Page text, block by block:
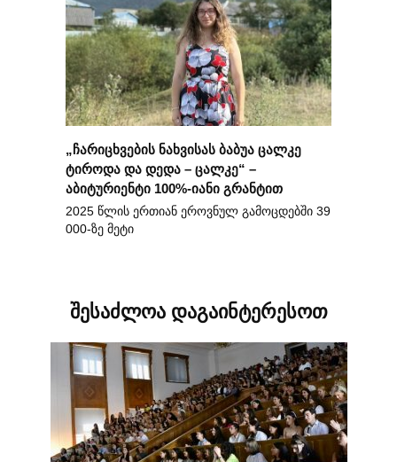
„ჩარიცხვების ნახვისას ბაბუა ცალკე
ტიროდა და დედა – ცალკე“ –
აბიტურიენტი 100%-იანი გრანტით
2025 წლის ერთიან ეროვნულ გამოცდებში 39
000-ზე მეტი
შესაძლოა დაგაინტერესოთ